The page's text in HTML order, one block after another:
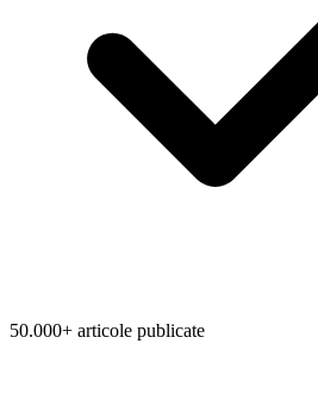
50.000+ articole publicate